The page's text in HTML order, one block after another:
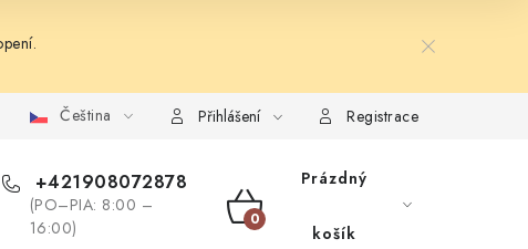
Čeština Přihlášení Registrace
+421908072878
(PO–PIA: 8:00 –
16:00)
NÁKUPNÍ
Prázdný
košík